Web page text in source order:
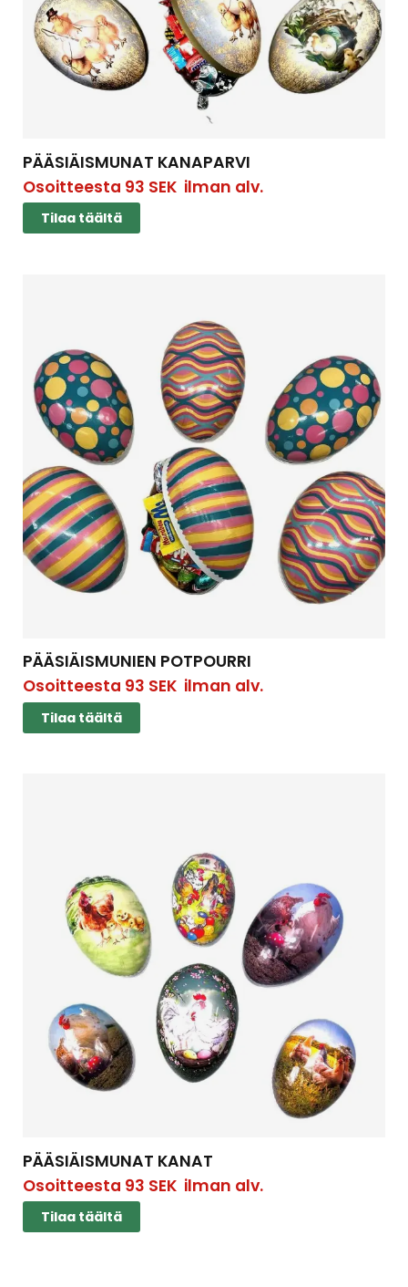
PÄÄSIÄISMUNAT KANAPARVI
Osoitteesta 93 SEKilman alv.
Tilaa täältä
PÄÄSIÄISMUNIEN POTPOURRI
Osoitteesta 93 SEKilman alv.
Tilaa täältä
PÄÄSIÄISMUNAT KANAT
Osoitteesta 93 SEKilman alv.
Tilaa täältä